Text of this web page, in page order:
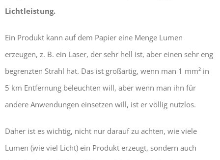
Lichtleistung.
Ein Produkt kann auf dem Papier eine Menge Lumen
erzeugen, z. B. ein Laser, der sehr hell ist, aber einen sehr eng
begrenzten Strahl hat. Das ist großartig, wenn man 1 mm² in
5 km Entfernung beleuchten will, aber wenn man ihn für
andere Anwendungen einsetzen will, ist er völlig nutzlos.
Daher ist es wichtig, nicht nur darauf zu achten, wie viele
Lumen (wie viel Licht) ein Produkt erzeugt, sondern auch